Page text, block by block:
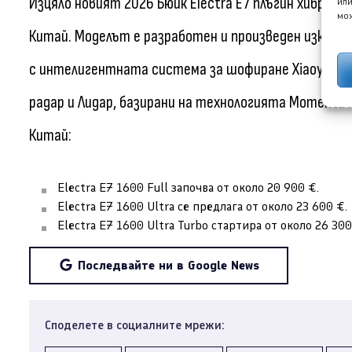
Китай. Моделът е разработен и произведен
с интелигентната система за шофиране Xiaoyao
радар и Лидар, базирани на технологията
Китай:
Electra E7 1600 Full започва от около 20 900 €.
Electra E7 1600 Ultra се предлага от около 23 600 €.
Electra E7 1600 Ultra Turbo стартира от около 26
Последвайте ни в Google News
Споделете в социалните мрежи: